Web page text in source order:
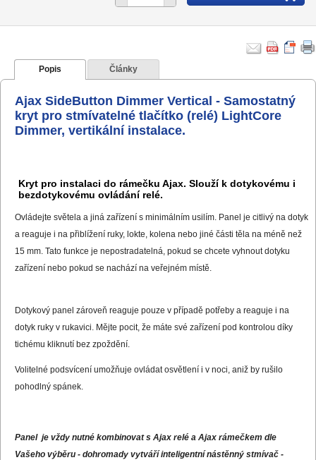
Popis Články
Ajax SideButton Dimmer Vertical - Samostatný
kryt pro stmívatelné tlačítko (relé) LightCore
Dimmer, vertikální instalace.
Kryt pro instalaci do rámečku Ajax. Slouží k dotykovému i
bezdotykovému ovládání relé.
Ovládejte světela a jiná zařízení s minimálním usilím. Panel je citlivý na dotyk
a reaguje i na přiblížení ruky, lokte, kolena nebo jiné části těla na méně než
15 mm. Tato funkce je nepostradatelná, pokud se chcete vyhnout dotyku
zařízení nebo pokud se nachází na veřejném místě.
Dotykový panel zároveň reaguje pouze v případě potřeby a reaguje i na
dotyk ruky v rukavici. Mějte pocit, že máte své zařízení pod kontrolou díky
tichému kliknutí bez zpoždění.
Volitelné podsvícení umožňuje ovládat osvětlení i v noci, aniž by rušilo
pohodlný spánek.
Panel je vždy nutné kombinovat s Ajax relé a Ajax rámečkem dle
Vašeho výběru - dohromady vytváří inteligentní nástěnný stmívač -